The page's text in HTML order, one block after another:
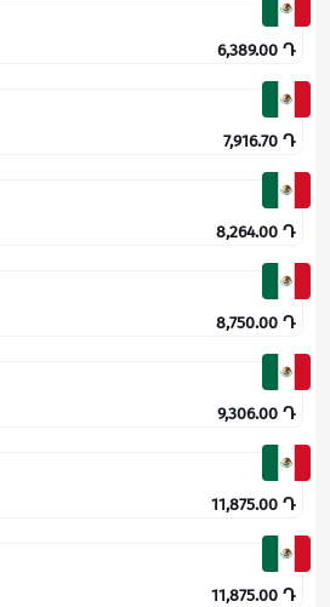
6,389.00 Դ
7,916.70 Դ
8,264.00 Դ
8,750.00 Դ
9,306.00 Դ
11,875.00 Դ
11,875.00 Դ